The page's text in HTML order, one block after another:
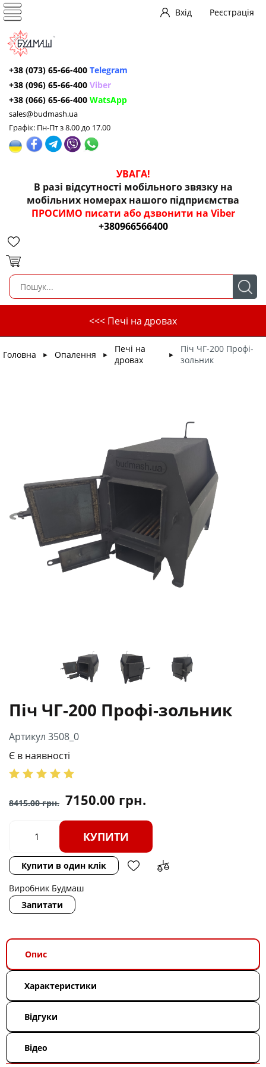
Вхід Реєстрація
+38 (073) 65-66-400 Telegram
+38 (096) 65-66-400 Viber
+38 (066) 65-66-400 WatsApp
sales@budmash.ua
Графік: Пн-Пт з 8.00 до 17.00
УВАГА!
В разі відсутності мобільного звязку на
мобільних номерах нашого підприємства
ПРОСИМО писати або дзвонити на Viber
+380966566400
<<< Печі на дровах
Головна ► Опалення ►
Печі на
дровах
►
Піч ЧГ-200 Профі-
зольник
Піч ЧГ-200 Профі-зольник
Артикул 3508_0
Є в наявності
8415.00грн. 7150.00 грн.
КУПИТИ
Купити в один клік
Виробник Будмаш
Запитати
Опис
Характеристики
Відгуки
Відео